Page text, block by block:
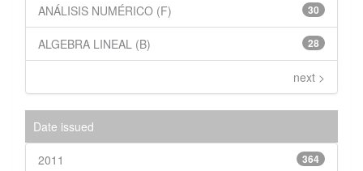
30
ANÁLISIS NUMÉRICO (F)
28
ALGEBRA LINEAL (B)
next >
Date issued
364
2011